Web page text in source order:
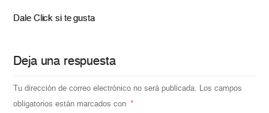
Dale Click si te gusta
Deja una respuesta
Tu dirección de correo electrónico no será publicada. Los campos
obligatorios están marcados con
*